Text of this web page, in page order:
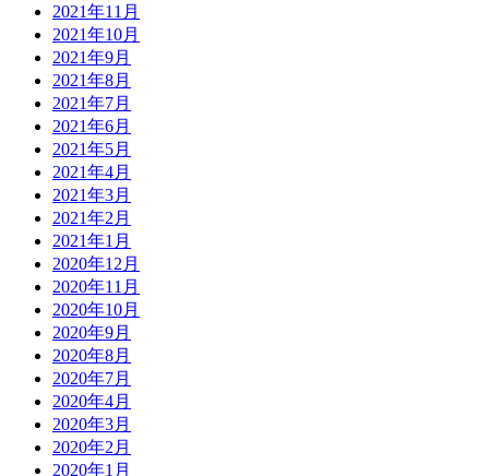
2021年11月
2021年10月
2021年9月
2021年8月
2021年7月
2021年6月
2021年5月
2021年4月
2021年3月
2021年2月
2021年1月
2020年12月
2020年11月
2020年10月
2020年9月
2020年8月
2020年7月
2020年4月
2020年3月
2020年2月
2020年1月